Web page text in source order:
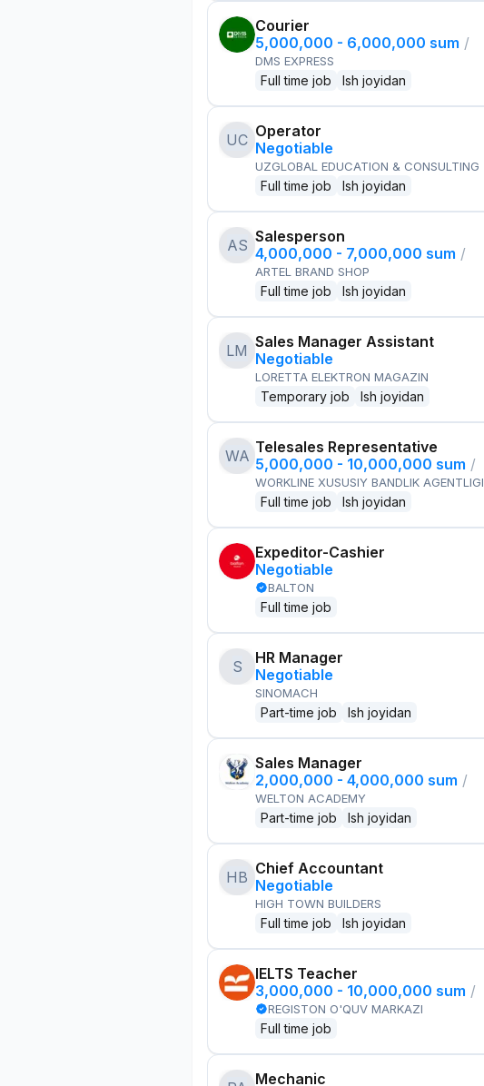
Courier
5,000,000 - 6,000,000 sum /
DMS EXPRESS
Full time job Ish joyidan
UC Operator
Negotiable
UZGLOBAL EDUCATION & CONSULTING
Full time job Ish joyidan
AS Salesperson
4,000,000 - 7,000,000 sum /
ARTEL BRAND SHOP
Full time job Ish joyidan
LM Sales Manager Assistant
Negotiable
LORETTA ELEKTRON MAGAZIN
Temporary job Ish joyidan
WA Telesales Representative
5,000,000 - 10,000,000 sum /
WORKLINE XUSUSIY BANDLIK AGENTLIGI
Full time job Ish joyidan
Expeditor-Cashier
Negotiable
BALTON
Full time job
S
HR Manager
Negotiable
SINOMACH
Part-time job Ish joyidan
Sales Manager
2,000,000 - 4,000,000 sum /
WELTON ACADEMY
Part-time job Ish joyidan
HB Chief Accountant
Negotiable
HIGH TOWN BUILDERS
Full time job Ish joyidan
IELTS Teacher
3,000,000 - 10,000,000 sum /
REGISTON O'QUV MARKAZI
Full time job
Mechanic